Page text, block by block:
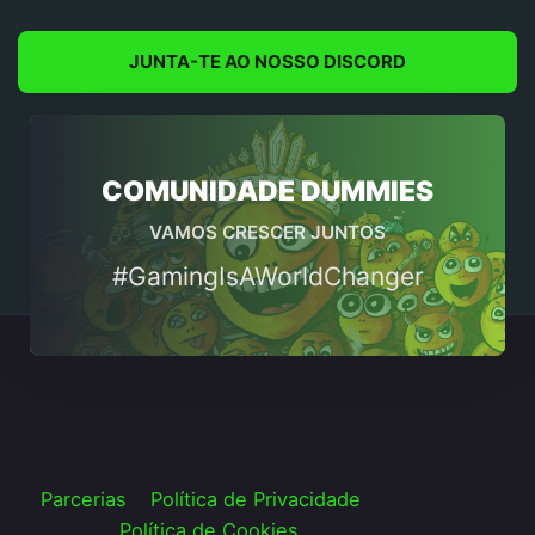
JUNTA-TE AO NOSSO DISCORD
COMUNIDADE DUMMIES
VAMOS CRESCER JUNTOS
#GamingIsAWorldChanger
Parcerias
Política de Privacidade
Política de Cookies